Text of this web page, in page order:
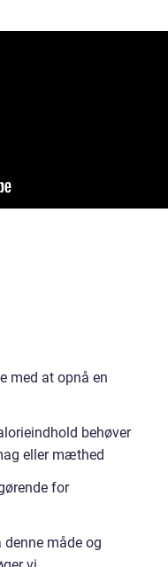
med at opnå en
behøver
eller mæthed
for
denne måde og